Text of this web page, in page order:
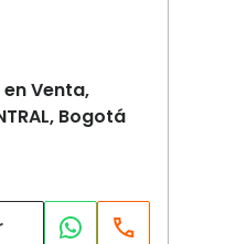
Venta,
Bogotá